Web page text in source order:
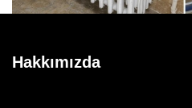
Hakkımızda